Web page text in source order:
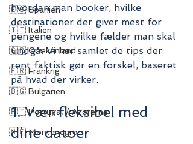
🇪🇸 Spanien
🇮🇹 Italien
🇬🇷 Grækenland
🇫🇷 Frankrig
🇧🇬 Bulgarien
🇵🇹 Portugal / Azorerne
🇲🇪 Montenegro
hvordan man booker, hvilke
destinationer der giver mest for
pengene og hvilke fælder man skal
undgå. Vi har samlet de tips der
rent faktisk gør en forskel, baseret
på hvad der virker.
1. Vær fleksibel med
dine datoer